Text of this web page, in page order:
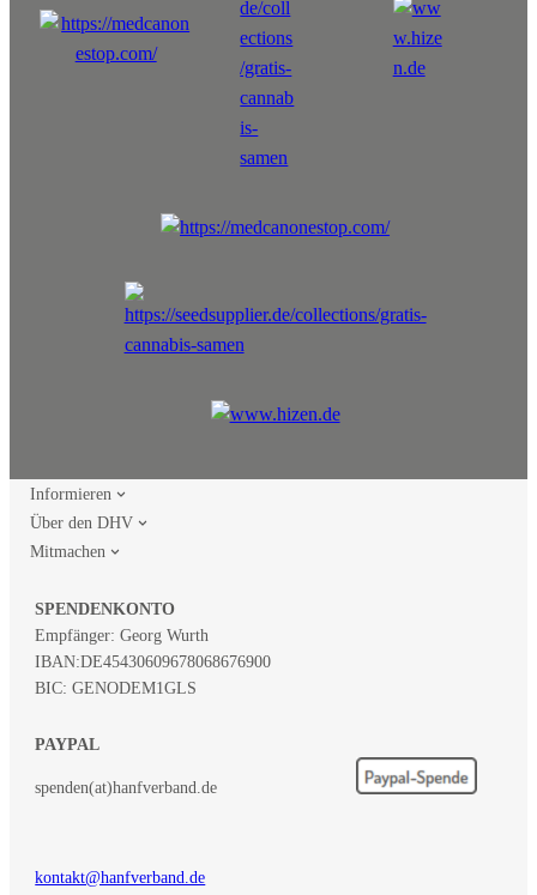
Informieren
Über den DHV
Mitmachen
SPENDENKONTO
Empfänger: Georg Wurth
IBAN:DE45430609678068676900
BIC: GENODEM1GLS
PAYPAL
spenden(at)hanfverband.de
kontakt@hanfverband.de